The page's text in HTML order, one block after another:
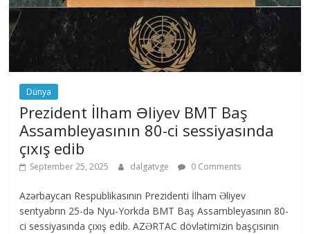
Dünya
Prezident İlham Əliyev BMT Baş
Assambleyasının 80-ci sessiyasında
çıxış edib
September 25, 2025 dalgatvge 0 Comments
Azərbaycan Respublikasının Prezidenti İlham Əliyev
sentyabrın 25-də Nyu-Yorkda BMT Baş Assambleyasının 80-
ci sessiyasında çıxış edib. AZƏRTAC dövlətimizin başçısının